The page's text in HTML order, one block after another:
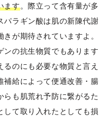
ます。際立って含有量が多
パラギン酸は肌の新陳代謝
が期待されていますよ。
ンの抗生物質でもあります
のにも必要な物質と言え
補給によって便通改善・腸
らも肌荒れ予防に繋がるた
して取り入れたとしても損